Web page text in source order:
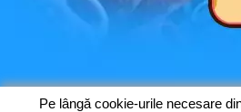
Pe lângă cookie-urile necesare